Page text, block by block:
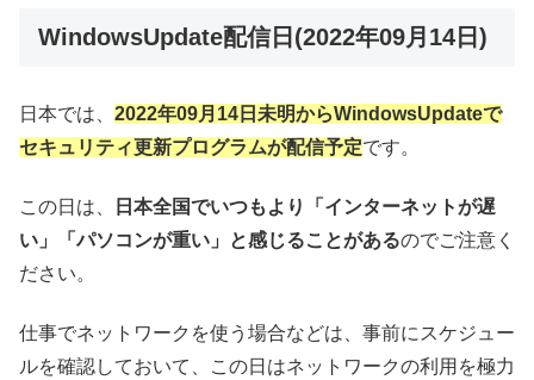
WindowsUpdate配信日(2022年09月14日)
日本では、 2022年09月14日未明からWindowsUpdateで
セキュリティ更新プログラムが配信予定です。
この日は、
日本全国でいつもより「インターネットが遅
い」「パソコンが重い」と感じることがあるのでご注意く
ださい。
仕事でネットワークを使う場合などは、事前にスケジュー
ルを確認しておいて、この日はネットワークの利用を極力